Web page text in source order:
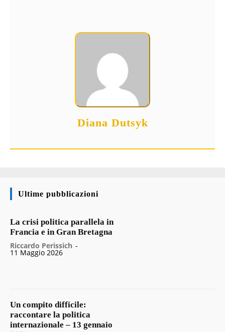
Diana Dutsyk
Ultime pubblicazioni
La crisi politica parallela in
Francia e in Gran Bretagna
Riccardo Perissich -
11 Maggio 2026
Un compito difficile:
raccontare la politica
internazionale – 13 gennaio